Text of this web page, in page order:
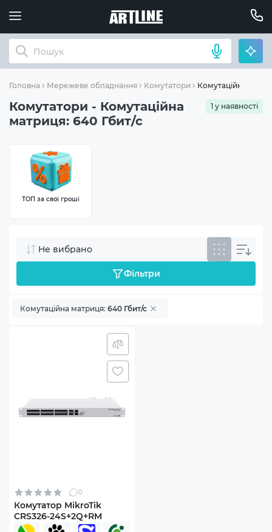
Головна Мережеве обладнання Комутатори Комутаційна
Комутатори - Комутаційна
матриця: 640 Гбит/с
1 у наявності
ТОП за свої гроші
Не вибрано
Фільтри
Комутаційна матриця: 640 Гбит/с
0
Комутатор MikroTik
CRS326-24S+2Q+RM